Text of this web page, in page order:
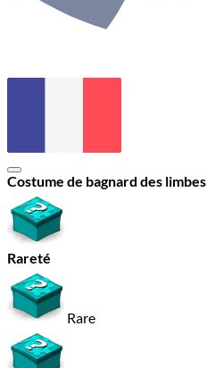
Costume de bagnard des limbes
Rareté
Rare